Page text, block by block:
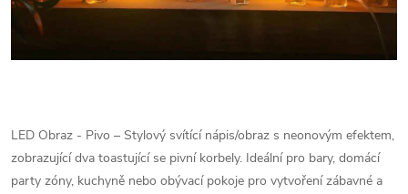
LED Obraz - Pivo – Stylový svítící nápis/obraz s neonovým efektem,
zobrazující dva toastující se pivní korbely. Ideální pro bary, domácí
party zóny, kuchyně nebo obývací pokoje pro vytvoření zábavné a